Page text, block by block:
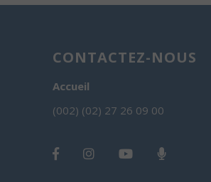
CONTACTEZ-NOUS
Accueil
(002) (02) 27 26 09 00